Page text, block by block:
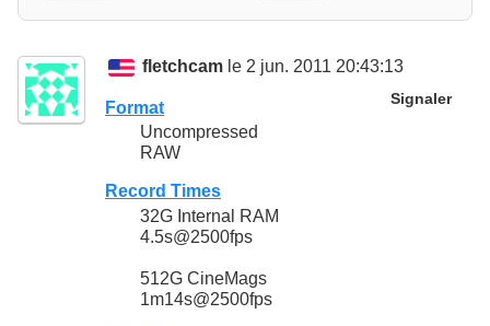
fletchcam le 2 jun. 2011 20:43:13
Signaler
Format
Uncompressed
RAW
Record Times
32G Internal RAM
4.5s@2500fps
512G CineMags
1m14s@2500fps